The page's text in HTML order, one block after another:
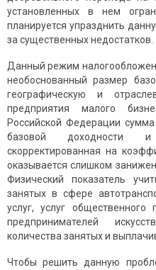
установленных в нем
планируется упразднить
за существенных недостатков.
Данный режим
необоснованный размер
географическую и
предприятия малого
Российской Федерации
базовой доходности и
скорректированная на
оказывается слишком
Физический показатель
занятых в сфере
услуг, услуг
предпринимателей
количества занятых и
Чтобы решить данную